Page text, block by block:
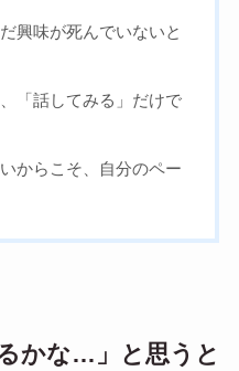
興味が死んでいないと
「話してみる」だけで
からこそ、自分のペー
かな…」と思うと